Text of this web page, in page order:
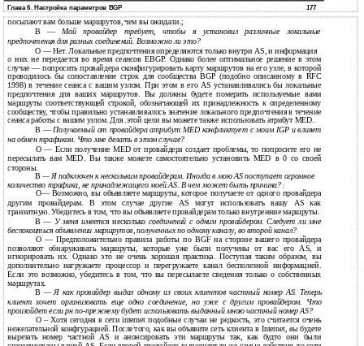
Глава 6. Настройка параметров BGP 177
посылают вам больше маршрутов, чем вы ожидали.;
В
— Мой провайдер требует, чтобы я установил различные локальные
предпочтения для разных соединений. Возможно ли это?
О — Нет. Локальные предпочтения определяются только внутри AS, и информация
о них не передается во время сеансов EBGP. Однако более оптимальное решение в этом
случае — попросить провайдера сконфигурировать карту маршрутов на его узле, в которой
проводилось бы сопоставление строк для сообщества BGP (подобно описанному в RFC
1998) в течение сеанса с вашим узлом. При этом в его AS устанавливались бы локальные
предпочтения для ваших маршрутов. Вы должны будете померить используемые вами
маршруты соответствующей строкой, обозначающей их принадлежность к определенному
сообществу, чтобы правильно устанавливалось значение локального предпочтения в течение
сеанса работы с вашим узлом. Для .этой цели вы можете также использовать атрибут MED.
В — Получаемый от провайдера атрибут MED конфликтует с моим IGP и влияет
на обмен трафиком. Что мне делать в этом случае?
О — Если получение MED от провайдера создает проблемы, то попросите его не
пересылать вам MED. Вы также можете самостоятельно установить МЕD в 0 со своей
стороны.
В — Я подключен к нескольким провайдерам. Иногда в мою AS поступает огромное
количество трафика, не принадлежащего моей.АS. В чем может быть причина?;
О— Возможно, вы объявляете маршруты, которое получаете от одного провайдера
другим провайдерам. В этом случае другие AS могут использоватъ вашу AS как
транзитную. Убедитесь в том, что вы объявляете провайдерам только внутренние маршруты.
В — У меня имеетсянесколькосоединений с одним провайдером. Следует ли мне
беспокоиться объявлении маршрутов, полученных по одному каналу, во второй канал?
О — Предположительно правила работы по BGF нa стороне вашего провайдера
позволяют обнаруживать маршруты, которые уже были получены от вас его AS, и
игнорировать их. Однако это не очень хорошая практика. Поступая таким образом, вы
дополнительно нагружаете процессор и перегружаете канал бесполезной информацией.
Если это возможно, убедитесь в том, что вы пересылаете сведения только о собственных
маршрутах.
В — Я как провайдер выдал одному из своих клиентов частный номер AS. Теперь
клиент хочет организовать еще одно соединение, но уже с другим провайдером. Что
произойдет если рнпо-прежнему будет использовать выданный мною частный номер AS?
О – Хотя сегодня в сети internet подобные случаи не редкость, это считается очень
нежелательной конфгурацией. После:того, как вы объявите сеть клиента в Internet, выбудете
вырезать номер частной AS и анонсировать эти маршруты так, как будто они были